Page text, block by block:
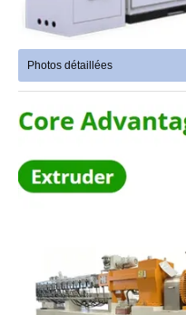
Photos détaillées